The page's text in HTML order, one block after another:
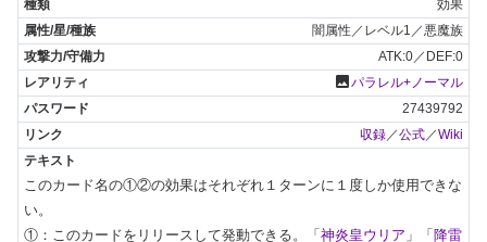
効果
闇属性／レベル1／悪魔族
ATK:0／DEF:0
photoパラレル+ノーマル
27439792
収録／公式／Wiki
このカード名の①②の効果はそれぞれ１ターンに１度しか使用できな
い。
①：このカードをリリースして発動できる。「 神炎皇ウリア 」「 降雷